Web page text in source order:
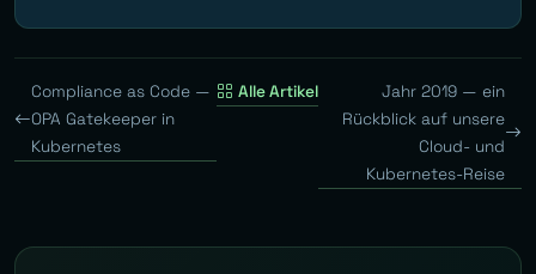
Compliance as Code —
OPA Gatekeeper in
Kubernetes
Alle Artikel
Jahr 2019 — ein
Rückblick auf unsere
Cloud- und
Kubernetes-Reise